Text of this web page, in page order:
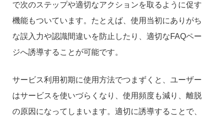
で次のステップや適切なアクションを取るように促す
機能もついています。たとえば、使用当初にありがち
な誤入力や認識間違いを防止したり、適切なFAQペー
ジへ誘導することが可能です。
サービス利用初期に使用方法でつまずくと、ユーザー
はサービスを使いづらくなり、使用頻度も減り、離脱
の原因になってしまいます。適切に誘導することで、